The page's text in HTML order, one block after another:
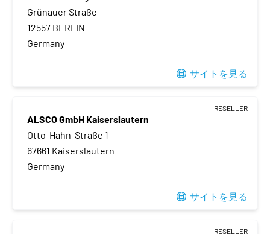
Grünauer Straße
12557 BERLIN
Germany
サイトを見る
RESELLER
ALSCO GmbH Kaiserslautern
Otto-Hahn-Straße 1
67661 Kaiserslautern
Germany
サイトを見る
RESELLER